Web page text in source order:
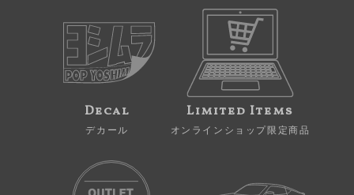
Decal
デカール
Limited Items
オンラインショップ限定商品